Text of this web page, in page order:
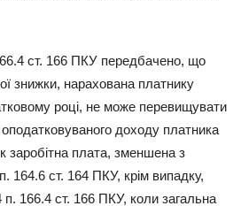
ст. 166 ПКУ передбачено, що
знижки, нарахована платнику
році, не може перевищувати
оподатковуваного доходу платника
заробітна плата, зменшена з
164.6 ст. 164 ПКУ, крім випадку,
п. 166.4 ст. 166 ПКУ, коли загальна